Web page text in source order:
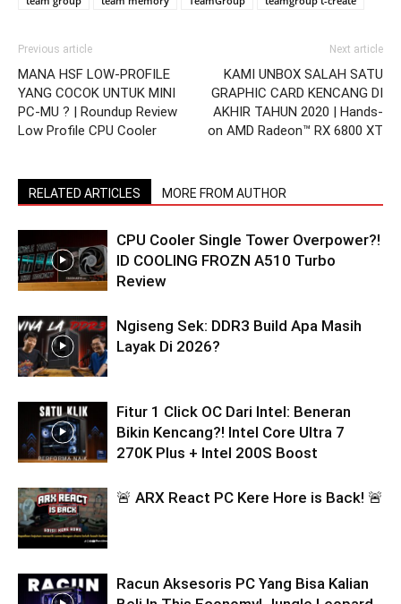
Previous article
MANA HSF LOW-PROFILE
YANG COCOK UNTUK MINI
PC-MU ? | Roundup Review
Low Profile CPU Cooler
Next article
KAMI UNBOX SALAH SATU
GRAPHIC CARD KENCANG DI
AKHIR TAHUN 2020 | Hands-
on AMD Radeon™ RX 6800 XT
RELATED ARTICLES MORE FROM AUTHOR
CPU Cooler Single Tower Overpower?!
ID COOLING FROZN A510 Turbo
Review
Ngiseng Sek: DDR3 Build Apa Masih
Layak Di 2026?
Fitur 1 Click OC Dari Intel: Beneran
Bikin Kencang?! Intel Core Ultra 7
270K Plus + Intel 200S Boost
🚨 ARX React PC Kere Hore is Back! 🚨
Racun Aksesoris PC Yang Bisa Kalian